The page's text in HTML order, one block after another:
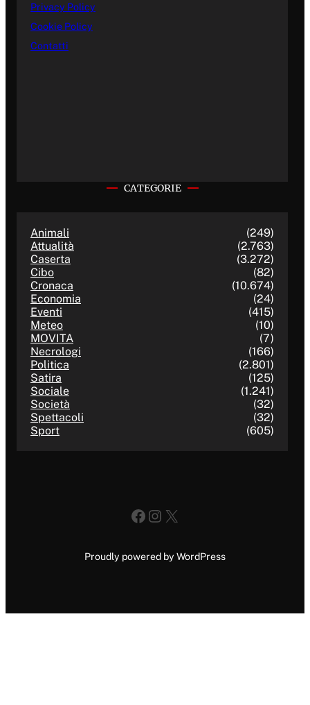
Privacy Policy
Cookie Policy
Contatti
CATEGORIE
Animali
(249)
Attualità
(2.763)
Caserta
(3.272)
Cibo
(82)
Cronaca
(10.674)
Economia
(24)
Eventi
(415)
Meteo
(10)
MOVITA
(7)
Necrologi
(166)
Politica
(2.801)
Satira
(125)
Sociale
(1.241)
Società
(32)
Spettacoli
(32)
Sport
(605)
Facebook
Instagram
X
Proudly powered by WordPress